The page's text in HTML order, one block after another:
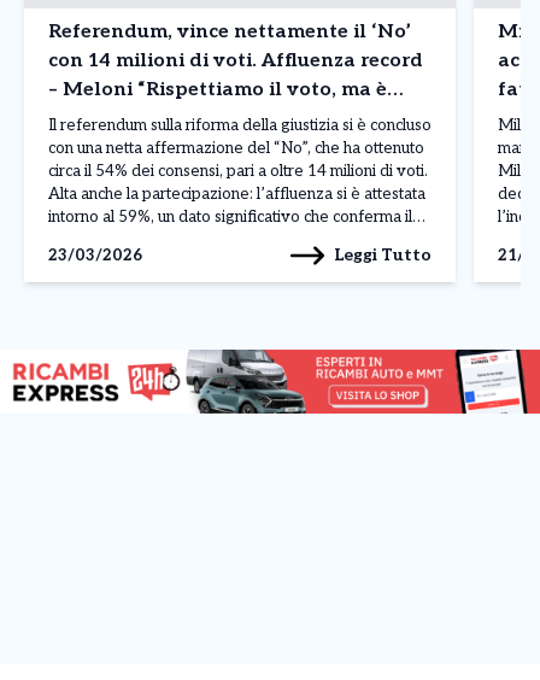
Referendum, vince nettamente il ‘No’
con 14 milioni di voti. Affluenza record
– Meloni “Rispettiamo il voto, ma è
un’occasione persa”
Il referendum sulla riforma della giustizia si è concluso
con una netta affermazione del “No”, che ha ottenuto
circa il 54% dei consensi, pari a oltre 14 milioni di voti.
Alta anche la partecipazione: l’affluenza si è attestata
intorno al 59%, un dato significativo che conferma il
[…]
23/03/2026 Leggi Tutto
mani
21/